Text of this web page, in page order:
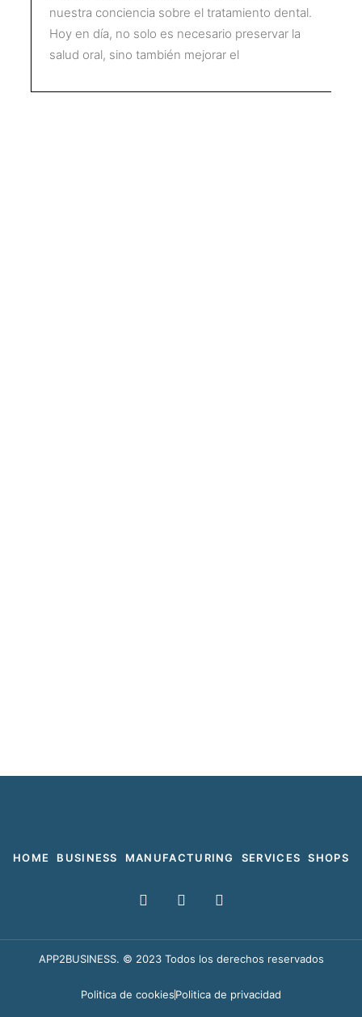
nuestra conciencia sobre el tratamiento dental.
Hoy en día, no solo es necesario preservar la
salud oral, sino también mejorar el
HOME BUSINESS MANUFACTURING SERVICES SHOPS
F
e
b
k
T
t
t
r
I
t
a
r
a
APP2BUSINESS. © 2023 Todos los derechos reservados
Politica de cookiesPolitica de privacidad